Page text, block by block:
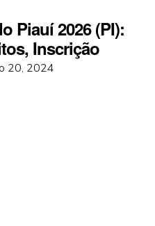
Piauí 2026 (PI):
Inscrição
20, 2024